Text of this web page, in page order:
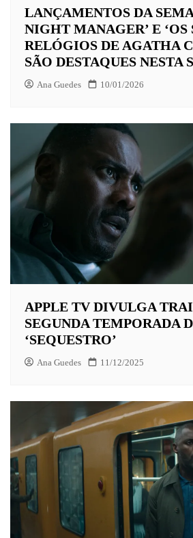
LANÇAMENTOS DA
NIGHT MANAGER’ E ‘OS
RELÓGIOS DE AGATHA
SÃO DESTAQUES NESTA
Ana Guedes 10/01/2026
APPLE TV DIVULGA
SEGUNDA TEMPORADA
‘SEQUESTRO’
Ana Guedes 11/12/2025